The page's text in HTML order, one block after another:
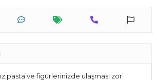
ve figürlerinizde ulaşması zor